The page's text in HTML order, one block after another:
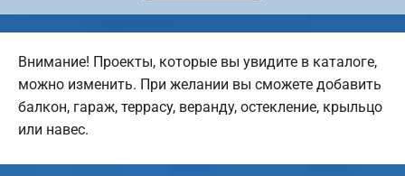
Внимание! Проекты, которые вы увидите в каталоге,
можно изменить. При желании вы сможете добавить
балкон, гараж, террасу, веранду, остекление, крыльцо
или навес.